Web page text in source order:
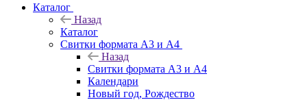
Каталог
Назад
Каталог
Свитки формата А3 и А4
Назад
Свитки формата А3 и А4
Календари
Новый год, Рождество